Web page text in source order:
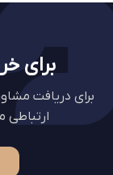
برای
برای دریافت